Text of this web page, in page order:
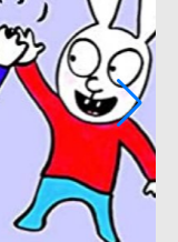
Poux !